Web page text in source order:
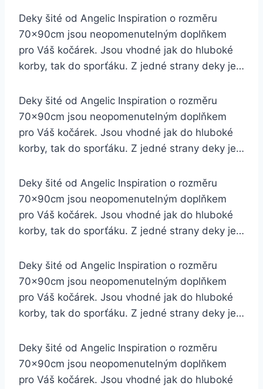
Deky šité od Angelic Inspiration o rozměru
70x90cm jsou neopomenutelným doplňkem
pro Váš kočárek. Jsou vhodné jak do hluboké
korby, tak do sporťáku. Z jedné strany deky je…
Deky šité od Angelic Inspiration o rozměru
70x90cm jsou neopomenutelným doplňkem
pro Váš kočárek. Jsou vhodné jak do hluboké
korby, tak do sporťáku. Z jedné strany deky je…
Deky šité od Angelic Inspiration o rozměru
70x90cm jsou neopomenutelným doplňkem
pro Váš kočárek. Jsou vhodné jak do hluboké
korby, tak do sporťáku. Z jedné strany deky je…
Deky šité od Angelic Inspiration o rozměru
70x90cm jsou neopomenutelným doplňkem
pro Váš kočárek. Jsou vhodné jak do hluboké
korby, tak do sporťáku. Z jedné strany deky je…
Deky šité od Angelic Inspiration o rozměru
70x90cm jsou neopomenutelným doplňkem
pro Váš kočárek. Jsou vhodné jak do hluboké